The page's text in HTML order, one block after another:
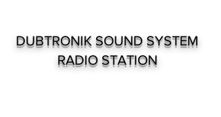
DUBTRONIK SOUND SYSTEM
RADIO STATION